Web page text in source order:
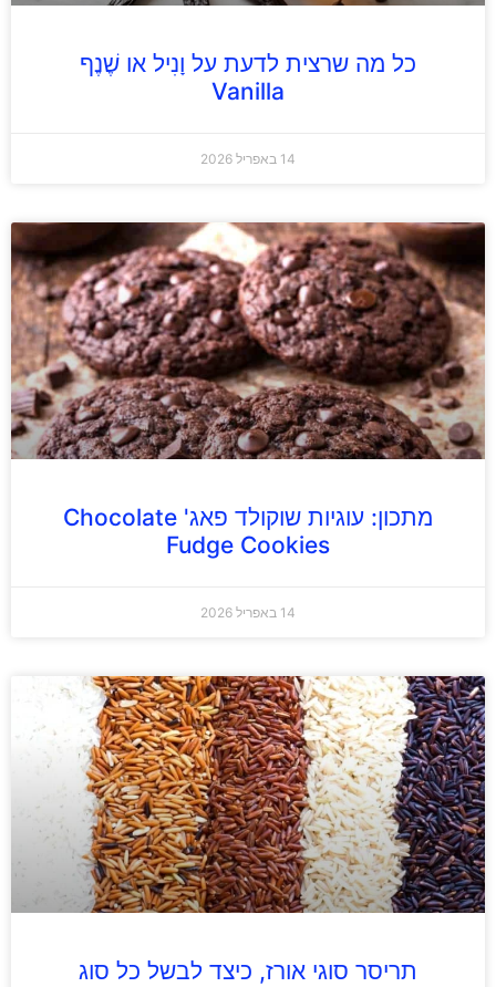
כל מה שרצית לדעת על וָנִיל או שֶׁנֶף
Vanilla
14 באפריל 2026
מתכון: עוגיות שוקולד פאג' Chocolate
Fudge Cookies
14 באפריל 2026
תריסר סוגי אורז, כיצד לבשל כל סוג